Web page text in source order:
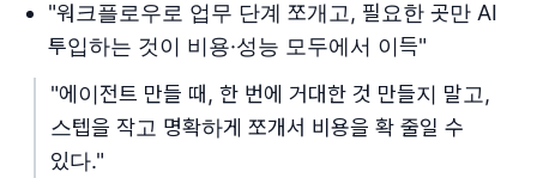
"워크플로우로 업무 단계 쪼개고, 필요한 곳만 AI
투입하는 것이 비용·성능 모두에서 이득"
"에이전트 만들 때, 한 번에 거대한 것 만들지 말고,
스텝을 작고 명확하게 쪼개서 비용을 확 줄일 수
있다."